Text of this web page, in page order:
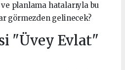
planlama hatalarıyla bu
görmezden gelinecek?
"Üvey Evlat"